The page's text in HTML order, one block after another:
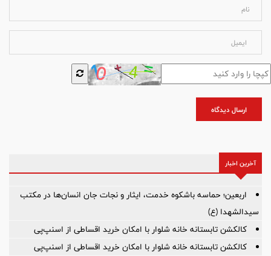
ارسال دیدگاه
آخرین اخبار
اربعین؛ حماسه باشکوه خدمت، ایثار و نجات جان انسان‌ها در مکتب
سیدالشهدا (ع)
کالکشن تابستانه خانه شلوار با امکان خرید اقساطی از اسنپ‌پی
کالکشن تابستانه خانه شلوار با امکان خرید اقساطی از اسنپ‌پی